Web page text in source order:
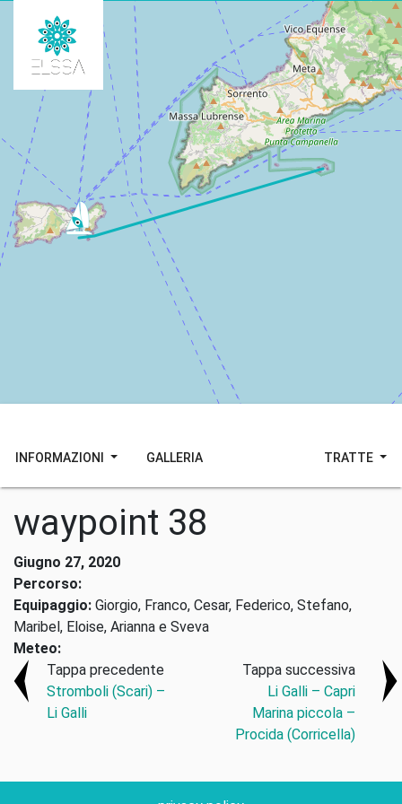
INFORMAZIONI GALLERIA TRATTE
waypoint 38
Giugno 27, 2020
Percorso:
Equipaggio: Giorgio, Franco, Cesar, Federico, Stefano,
Maribel, Eloise, Arianna e Sveva
Meteo:
Tappa precedente
Stromboli (Scari) –
Li Galli
Tappa successiva
Li Galli – Capri
Marina piccola –
Procida (Corricella)